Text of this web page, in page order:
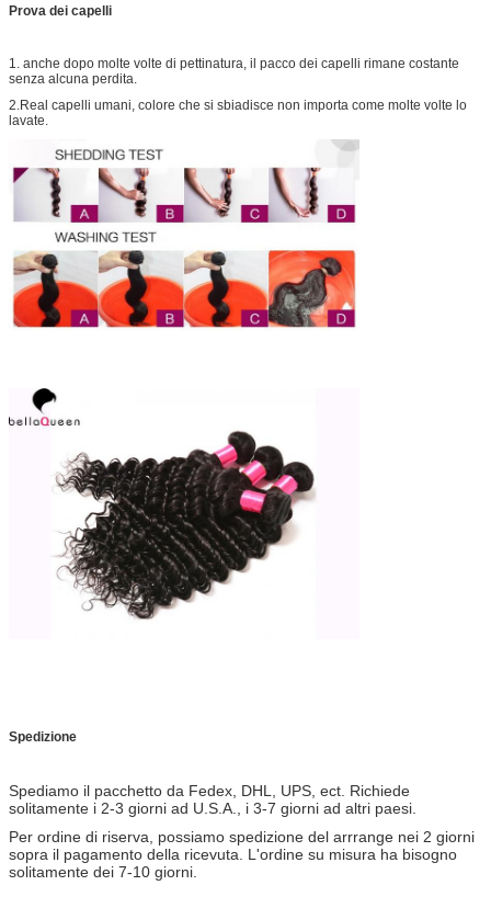
Prova dei capelli
1. anche dopo molte volte di pettinatura, il pacco dei capelli rimane costante
senza alcuna perdita.
2.Real capelli umani, colore che si sbiadisce non importa come molte volte lo
lavate.
Spedizione
Spediamo il pacchetto da Fedex, DHL, UPS, ect. Richiede
solitamente i 2-3 giorni ad U.S.A., i 3-7 giorni ad altri paesi.
Per ordine di riserva, possiamo spedizione del arrrange nei 2 giorni
sopra il pagamento della ricevuta. L'ordine su misura ha bisogno
solitamente dei 7-10 giorni.